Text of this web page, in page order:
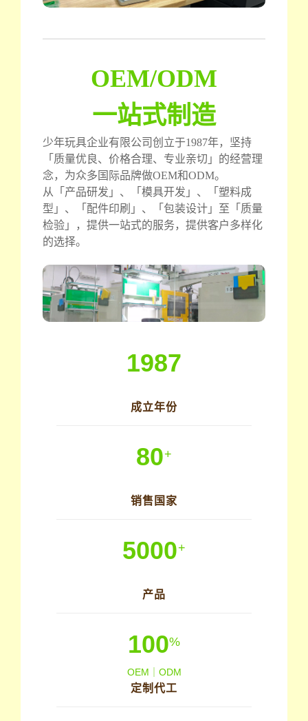
OEM/ODM
一站式制造
少年玩具企业有限公司创立于1987年，坚持
「质量优良、价格合理、专业亲切」的经营理
念，为众多国际品牌做OEM和ODM。
从「产品研发」、「模具开发」、「塑料成
型」、「配件印刷」、「包装设计」至「质量
检验」，提供一站式的服务，提供客户多样化
的选择。
1987
成立年份
80+
销售国家
5000+
产品
100%
OEM｜ODM
定制代工